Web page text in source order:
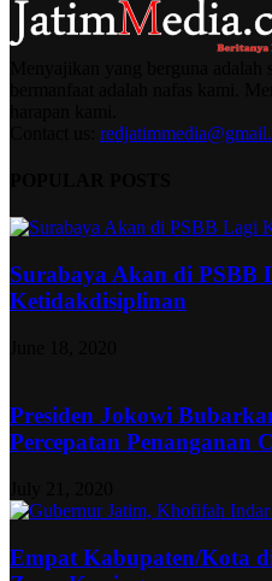
Surabaya Akan di PSBB
Ketidakdisiplinan
Presiden Jokowi
Percepatan Penanganan
Empat Kabupaten/Kota